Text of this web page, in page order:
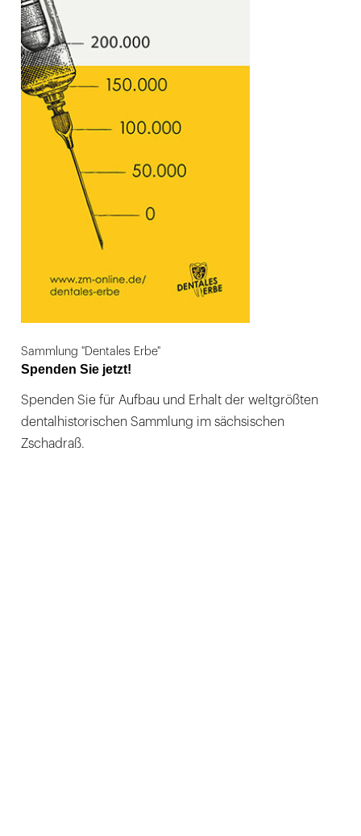
Sammlung "Dentales Erbe"
Spenden Sie jetzt!
Spenden Sie für Aufbau und Erhalt der weltgrößten
dentalhistorischen Sammlung im sächsischen
Zschadraß.